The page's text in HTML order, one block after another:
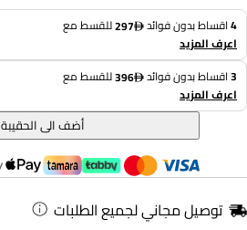
4اقساط بدون فوائد 297للقسط مع
اعرف المزيد
3اقساط بدون فوائد 396للقسط مع
اعرف المزيد
أضف الى الحقيبة
توصيل مجاني لجميع الطلبات